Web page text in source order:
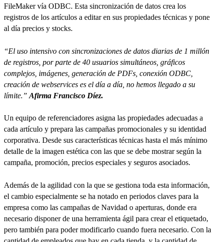
FileMaker vía ODBC. Esta sincronización de datos crea los
registros de los artículos a editar en sus propiedades técnicas y pone
al día precios y stocks.
“El uso intensivo con sincronizaciones de datos diarias de 1 millón
de registros, por parte de 40 usuarios simultáneos, gráficos
complejos, imágenes, generación de PDFs, conexión ODBC,
creación de webservices es el día a día, no hemos llegado a su
límite.” Afirma Francisco Díez.
Un equipo de referenciadores asigna las propiedades adecuadas a
cada artículo y prepara las campañas promocionales y su identidad
corporativa. Desde sus características técnicas hasta el más mínimo
detalle de la imagen estética con las que se debe mostrar según la
campaña, promoción, precios especiales y seguros asociados.
Además de la agilidad con la que se gestiona toda esta información,
el cambio especialmente se ha notado en periodos claves para la
empresa como las campañas de Navidad o aperturas, donde era
necesario disponer de una herramienta ágil para crear el etiquetado,
pero también para poder modificarlo cuando fuera necesario. Con la